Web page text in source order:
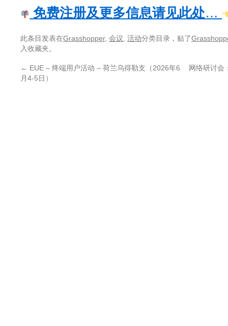
免费注册及更多信息请见此处…
此条目发表在Grasshopper, 会议 活动分类目录，贴了
入收藏夹。
← EUE – 终端用户活动 – 荷兰乌得勒支（2026年6
月4-5日）
网络研讨会